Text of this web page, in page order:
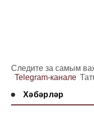
Следите за самым
Telegram-канале
Хәбәрләр